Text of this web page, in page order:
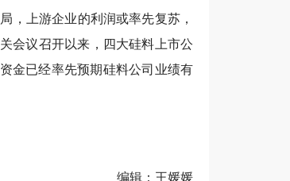
，上游企业的利润或率先复苏，
会议召开以来，四大硅料上市公
金已经率先预期硅料公司业绩有
编辑：王媛媛